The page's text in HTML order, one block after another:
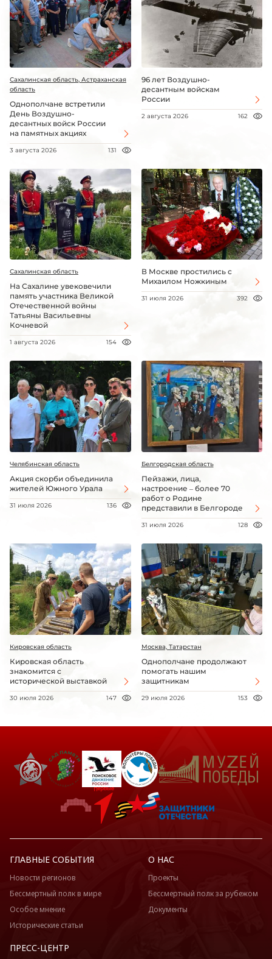
Сахалинская область, Астраханская
область
Однополчане встретили
День Воздушно-
десантных войск России
на памятных акциях
3 августа 2026 131
96 лет Воздушно-
десантным войскам
России
2 августа 2026 162
Сахалинская область
На Сахалине увековечили
память участника Великой
Отечественной войны
Татьяны Васильевны
Кочневой
1 августа 2026 154
В Москве простились с
Михаилом Ножкиным
31 июля 2026 392
Челябинская область
Акция скорби объединила
жителей Южного Урала
31 июля 2026 136
Белгородская область
Пейзажи, лица,
настроение – более 70
работ о Родине
представили в Белгороде
31 июля 2026 128
Кировская область
Кировская область
знакомится с
исторической выставкой
30 июля 2026 147
Москва, Татарстан
Однополчане продолжают
помогать нашим
защитникам
29 июля 2026 153
ГЛАВНЫЕ СОБЫТИЯ
Новости регионов
Бессмертный полк в мире
Особое мнение
Исторические статьи
О НАС
Проекты
Бессмертный полк за рубежом
Документы
ПРЕСС-ЦЕНТР